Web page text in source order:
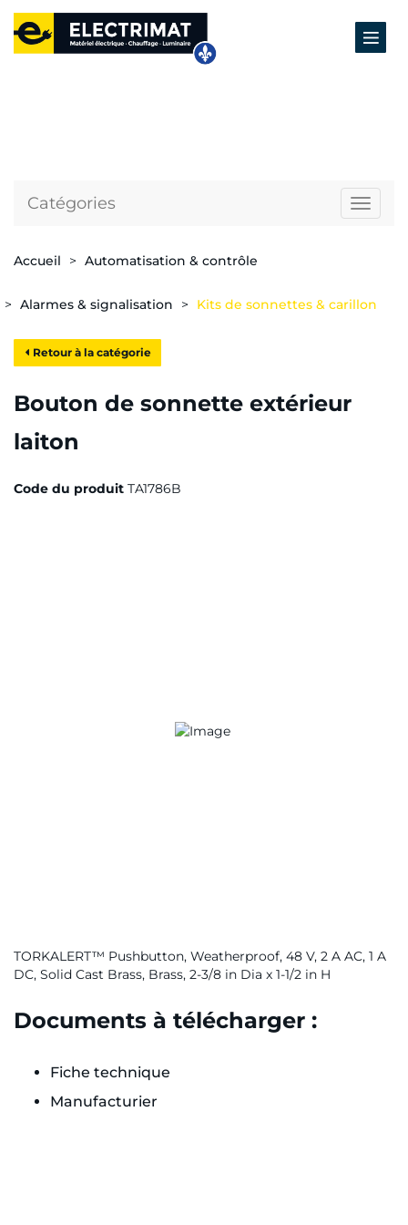
Catégories
Accueil Automatisation & contrôle
Alarmes & signalisation Kits de sonnettes & carillon
Retour à la catégorie
Bouton de sonnette extérieur
laiton
Code du produit TA1786B
TORKALERT™ Pushbutton, Weatherproof, 48 V, 2 A AC, 1 A
DC, Solid Cast Brass, Brass, 2-3/8 in Dia x 1-1/2 in H
Documents à télécharger :
Fiche technique
Manufacturier